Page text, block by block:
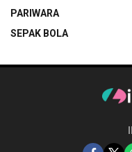
PARIWARA
SEPAK BOLA